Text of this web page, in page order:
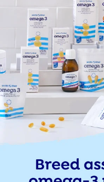
Prima product, wil niets anders!
Martijn
Fijn product voel me er goed bij